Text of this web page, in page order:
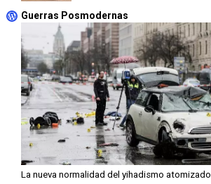
Guerras Posmodernas
La nueva normalidad del yihadismo atomizado